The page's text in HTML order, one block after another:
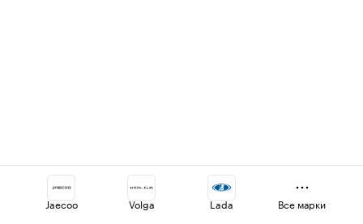
Jaecoo Volga Lada Все марки